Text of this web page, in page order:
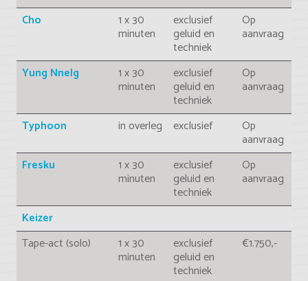
Cho 1 x 30
minuten
exclusief
geluid en
techniek
Op
aanvraag
Yung Nnelg 1 x 30
minuten
exclusief
geluid en
techniek
Op
aanvraag
Typhoon in overleg exclusief Op
aanvraag
Fresku
1 x 30
minuten
exclusief
geluid en
techniek
Op
aanvraag
Keizer
Tape-act (solo)
1 x 30
minuten
exclusief
geluid en
techniek
€1.750,-